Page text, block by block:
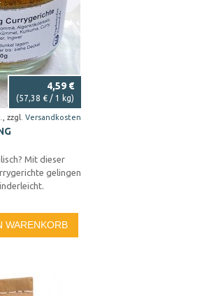
4,59 €
zzgl. Versandkosten
(57,38 € / 1 kg)
Mit dieser
gelingen
WARENKORB